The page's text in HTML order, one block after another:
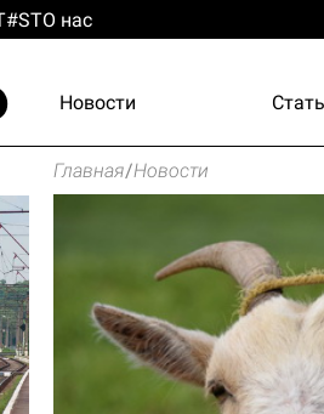
О нас
Новости
Главная/Новости